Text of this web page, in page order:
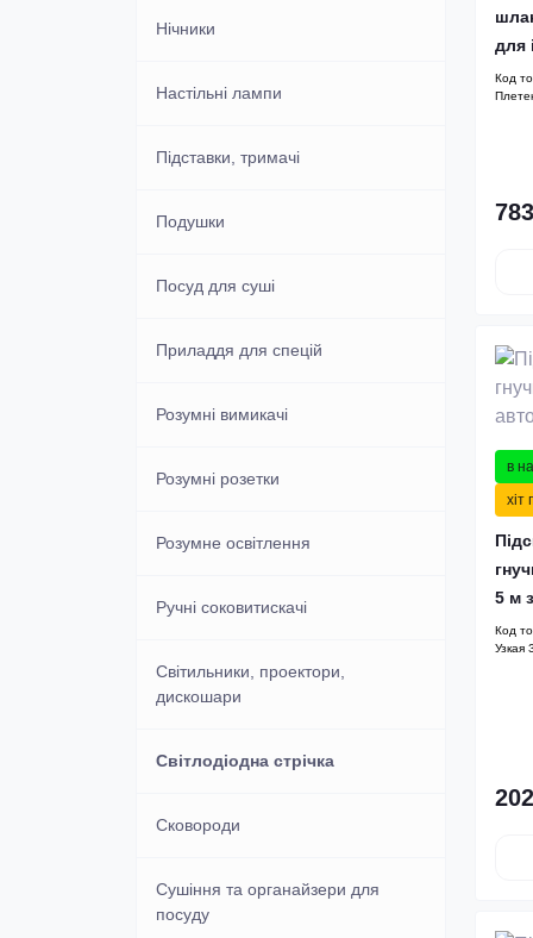
Тонометри, пульсоксиметри
Тримери, епілятори, депілятори,
педикюру
Нічники
Настільні лампи
Підставки, тримачі
Подушки
Посуд для суші
Приладдя для спецій
Розумні вимикачі
Розумні розетки
Розумне освітлення
Ручні соковитискачі
Світильники, проектори,
дискошари
Світлодіодна стрічка
Сковороди
Сушіння та органайзери для
посуду
для
Код
в
хіт
5 м
Код
Узкая